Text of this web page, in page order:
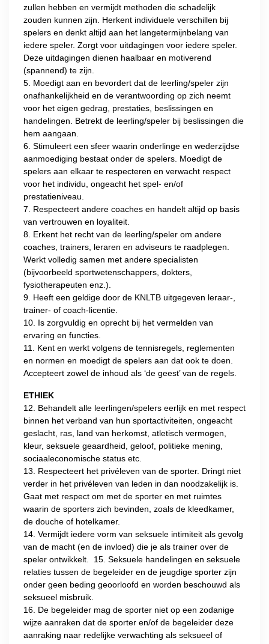
zullen hebben en vermijdt methoden die schadelijk
zouden kunnen zijn. Herkent individuele verschillen bij
spelers en denkt altijd aan het langetermijnbelang van
iedere speler. Zorgt voor uitdagingen voor iedere speler.
Deze uitdagingen dienen haalbaar en motiverend
(spannend) te zijn.
5. Moedigt aan en bevordert dat de leerling/speler zijn
onafhankelijkheid en de verantwoording op zich neemt
voor het eigen gedrag, prestaties, beslissingen en
handelingen. Betrekt de leerling/speler bij beslissingen die
hem aangaan.
6. Stimuleert een sfeer waarin onderlinge en wederzijdse
aanmoediging bestaat onder de spelers. Moedigt de
spelers aan elkaar te respecteren en verwacht respect
voor het individu, ongeacht het spel- en/of
prestatieniveau.
7. Respecteert andere coaches en handelt altijd op basis
van vertrouwen en loyaliteit.
8. Erkent het recht van de leerling/speler om andere
coaches, trainers, leraren en adviseurs te raadplegen.
Werkt volledig samen met andere specialisten
(bijvoorbeeld sportwetenschappers, dokters,
fysiotherapeuten enz.).
9. Heeft een geldige door de KNLTB uitgegeven leraar-,
trainer- of coach-licentie.
10. Is zorgvuldig en oprecht bij het vermelden van
ervaring en functies.
11. Kent en werkt volgens de tennisregels, reglementen
en normen en moedigt de spelers aan dat ook te doen.
Accepteert zowel de inhoud als ‘de geest’ van de regels.
ETHIEK
12. Behandelt alle leerlingen/spelers eerlijk en met respect
binnen het verband van hun sportactiviteiten, ongeacht
geslacht, ras, land van herkomst, atletisch vermogen,
kleur, seksuele geaardheid, geloof, politieke mening,
sociaaleconomische status etc.
13. Respecteert het privéleven van de sporter. Dringt niet
verder in het privéleven van leden in dan noodzakelijk is.
Gaat met respect om met de sporter en met ruimtes
waarin de sporters zich bevinden, zoals de kleedkamer,
de douche of hotelkamer.
14. Vermijdt iedere vorm van seksuele intimiteit als gevolg
van de macht (en de invloed) die je als trainer over de
speler ontwikkelt. 15. Seksuele handelingen en seksuele
relaties tussen de begeleider en de jeugdige sporter zijn
onder geen beding geoorloofd en worden beschouwd als
seksueel misbruik.
16. De begeleider mag de sporter niet op een zodanige
wijze aanraken dat de sporter en/of de begeleider deze
aanraking naar redelijke verwachting als seksueel of